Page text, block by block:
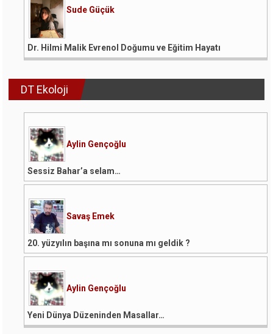
Sude Güçük
Dr. Hilmi Malik Evrenol Doğumu ve Eğitim Hayatı
DT Ekoloji
Aylin Gençoğlu
Sessiz Bahar’a selam…
Savaş Emek
20. yüzyılın başına mı sonuna mı geldik ?
Aylin Gençoğlu
Yeni Dünya Düzeninden Masallar…